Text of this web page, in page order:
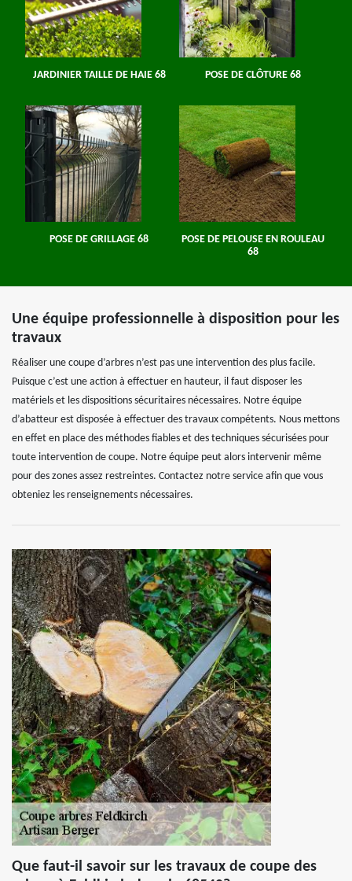
JARDINIER TAILLE DE HAIE 68 POSE DE CLÔTURE 68
POSE DE GRILLAGE 68
POSE DE PELOUSE EN ROULEAU
68
Une équipe professionnelle à disposition pour les
travaux
Réaliser une coupe d’arbres n’est pas une intervention des plus facile.
Puisque c’est une action à effectuer en hauteur, il faut disposer les
matériels et les dispositions sécuritaires nécessaires. Notre équipe
d’abatteur est disposée à effectuer des travaux compétents. Nous mettons
en effet en place des méthodes fiables et des techniques sécurisées pour
toute intervention de coupe. Notre équipe peut alors intervenir même
pour des zones assez restreintes. Contactez notre service afin que vous
obteniez les renseignements nécessaires.
Que faut-il savoir sur les travaux de coupe des